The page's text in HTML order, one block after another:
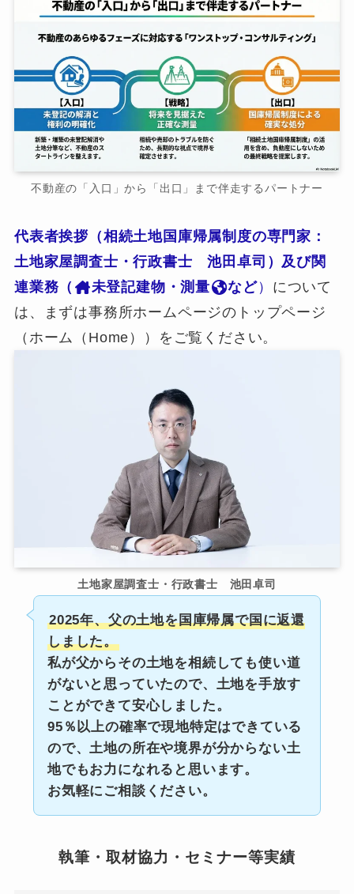
不動産の「入口」から「出口」まで伴走するパートナー
代表者挨拶（相続土地国庫帰属制度の専門家：
土地家屋調査士・行政書士 池田卓司）及び関
連業務（
未登記建物・測量 など） について
は、まずは事務所ホームページのトップページ
（ホーム（Home））をご覧ください。
土地家屋調査士・行政書士 池田卓司
2025年、父の土地を国庫帰属で国に返還
しました。
私が父からその土地を相続しても使い道
がないと思っていたので、土地を手放す
ことができて安心しました。
95％以上の確率で現地特定はできている
ので、土地の所在や境界が分からない土
地でもお力になれると思います。
お気軽にご相談ください。
執筆・取材協力・セミナー等実績